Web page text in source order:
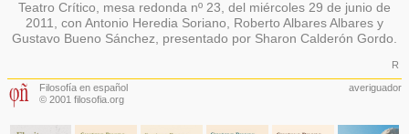
Teatro Crítico, mesa redonda nº 23, del miércoles 29 de junio de
2011, con Antonio Heredia Soriano, Roberto Albares Albares y
Gustavo Bueno Sánchez, presentado por Sharon Calderón Gordo.
R
Filosofía en español
© 2001 filosofia.org
averiguador